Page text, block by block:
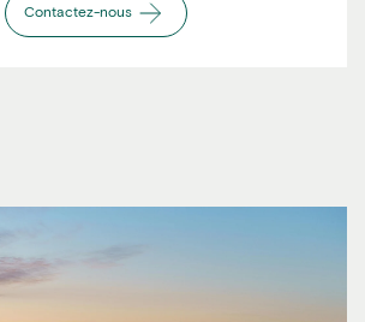
Contactez-nous